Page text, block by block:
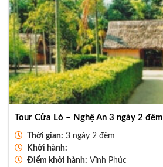
Tour Cửa Lò – Nghệ An 3 ngày 2 đêm
Thời gian: 3 ngày 2 đêm
Khởi hành:
Điểm khởi hành: Vĩnh Phúc